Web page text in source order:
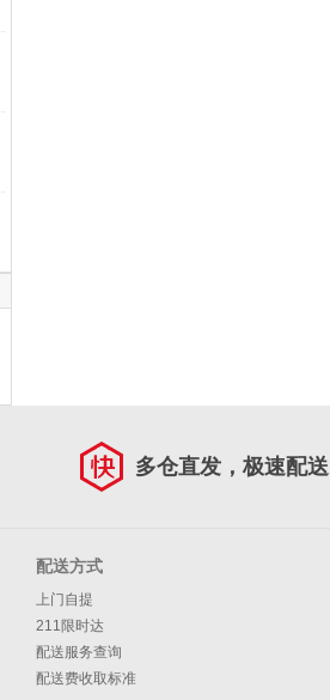
多仓直发，极速配送
配送方式
上门自提
211限时达
配送服务查询
配送费收取标准